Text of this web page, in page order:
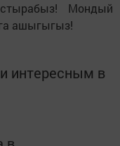
Мондый
ашыгыгыз!
интересным в